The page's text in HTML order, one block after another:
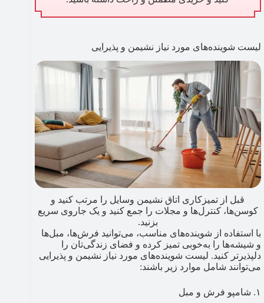
لیست شوینده‌های مورد نیاز نشیمن و پذیرایی
قبل از تمیزکاری اتاق نشیمن وسایل را مرتب کنید و
کوسن‌ها، کنترل‌ها و مجلات را جمع کنید و یک جاروی سریع
بزنید.
با استفاده از شوینده‌های مناسب، می‌توانید فرش‌ها، مبل‌ها
و شیشه‌ها را به‌خوبی تمیز کرده و فضای زندگی‌تان را
دلپذیرتر کنید. لیست شوینده‌های مورد نیاز نشیمن و پذیرایی
می‌توانند شامل موارد زیر باشند:
۱. شامپو فرش و مبل